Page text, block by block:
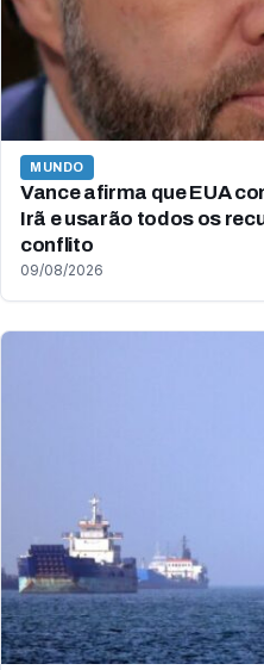
MUNDO
Vance afirma que EUA
Irã e usarão todos os
conflito
09/08/2026